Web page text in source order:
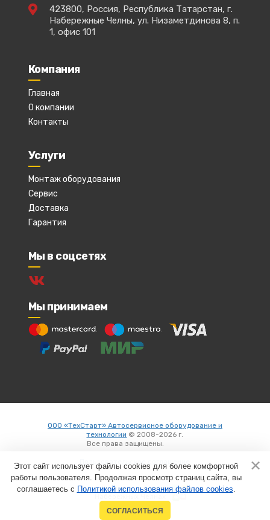
423800, Россия, Республика Татарстан, г.
Набережные Челны, ул. Низаметдинова 8, п.
1, офис 101
Компания
Главная
О компании
Контакты
Услуги
Монтаж оборудования
Сервис
Доставка
Гарантия
Мы в соцсетях
Мы принимаем
ООО «ТехСтарт» Автосервисное оборудование и
технологии © 2008-2026 г.
Все права защищены.
Пользовательское соглашение
Создание сайтов в
Этот сайт использует файлы cookies для более комфортной
работы пользователя. Продолжая просмотр страниц сайта, вы
соглашаетесь с Политикой использования файлов cookies.
СОГЛАСИТЬСЯ